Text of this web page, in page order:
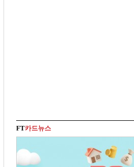
FT카드뉴스